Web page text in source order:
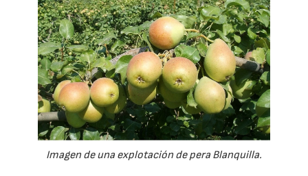
Imagen de una explotación de pera Blanquilla.